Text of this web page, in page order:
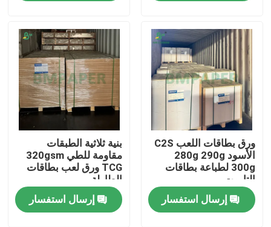
منزل
المنتجات
حول بنا
جولة في المعمل
ضبط الجودة
ورق بطاقات اللعب C2S
الأسود 280g 290g
300g لطباعة بطاقات
التاروت
إرسال استفسار
بنية ثلاثية الطبقات
مقاومة للطي 320gsm
TCG ورق لعب بطاقات
الطاولة
إرسال استفسار